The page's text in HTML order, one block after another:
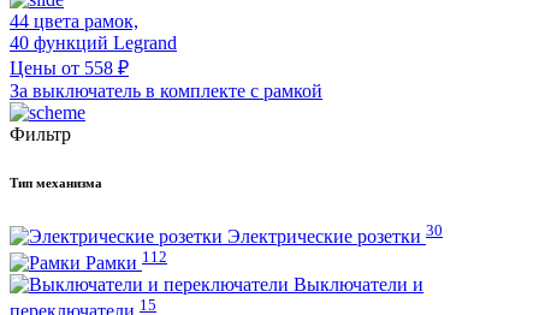
44 цвета рамок,
40 функций Legrand
Цены от 558 ₽
За выключатель в комплекте с рамкой
Фильтр
Тип механизма
Электрические розетки 30
Рамки 112
Выключатели и
15